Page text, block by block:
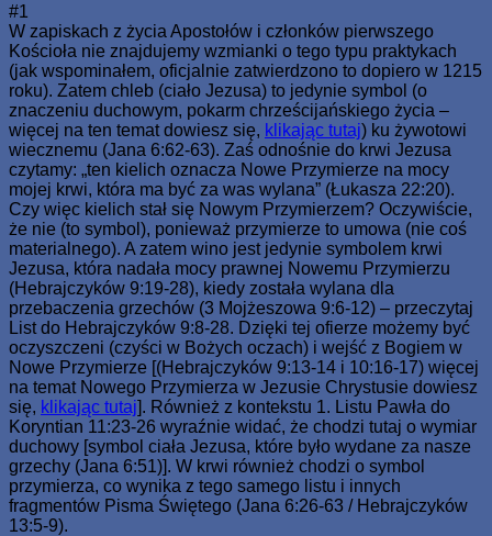
#1
W zapiskach z życia Apostołów i członków pierwszego
Kościoła nie znajdujemy wzmianki o tego typu praktykach
(jak wspominałem, oficjalnie zatwierdzono to dopiero w 1215
roku). Zatem chleb (ciało Jezusa) to jedynie symbol (o
znaczeniu duchowym, pokarm chrześcijańskiego życia –
więcej na ten temat dowiesz się, klikając tutaj) ku żywotowi
wiecznemu (Jana 6:62-63). Zaś odnośnie do krwi Jezusa
czytamy: „ten kielich oznacza Nowe Przymierze na mocy
mojej krwi, która ma być za was wylana” (Łukasza 22:20).
Czy więc kielich stał się Nowym Przymierzem? Oczywiście,
że nie (to symbol), ponieważ przymierze to umowa (nie coś
materialnego). A zatem wino jest jedynie symbolem krwi
Jezusa, która nadała mocy prawnej Nowemu Przymierzu
(Hebrajczyków 9:19-28), kiedy została wylana dla
przebaczenia grzechów (3 Mojżeszowa 9:6-12) – przeczytaj
List do Hebrajczyków 9:8-28. Dzięki tej ofierze możemy być
oczyszczeni (czyści w Bożych oczach) i wejść z Bogiem w
Nowe Przymierze [(Hebrajczyków 9:13-14 i 10:16-17) więcej
na temat Nowego Przymierza w Jezusie Chrystusie dowiesz
się, klikając tutaj]. Również z kontekstu 1. Listu Pawła do
Koryntian 11:23-26 wyraźnie widać, że chodzi tutaj o wymiar
duchowy [symbol ciała Jezusa, które było wydane za nasze
grzechy (Jana 6:51)]. W krwi również chodzi o symbol
przymierza, co wynika z tego samego listu i innych
fragmentów Pisma Świętego (Jana 6:26-63 / Hebrajczyków
13:5-9).